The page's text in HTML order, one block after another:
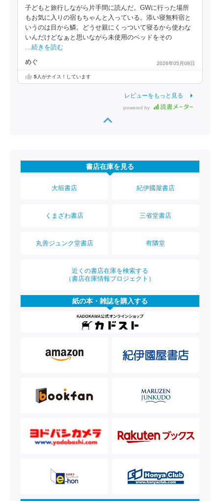
子どもと旅行しながら片手間に読んだ。GWに行った場所
もお気に入りの宿もちゃんと入っている。添い寝無料宿と
いうのは目から鱗。どうせ親にくっついて寝るから使わな
いんだけどなぁと思いながら未使用のベッドをその
…続きを読む
めぐ 2026年05月08日
5人がナイス！しています
レビューをもっと見る
powered by
書店在庫を見る
大垣書店 紀伊國屋書店
くまざわ書店 三省堂書店
丸善ジュンク堂書店 有隣堂
近くの書店在庫を検索する
（書店在庫情報プロジェクト）
紙の本・雑誌を購入する